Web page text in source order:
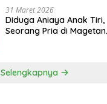
31 Maret 2026
Diduga Aniaya Anak Tiri,
Seorang Pria di Magetan
Selengkapnya